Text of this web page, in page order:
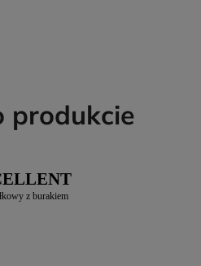
produkcie
z burakiem